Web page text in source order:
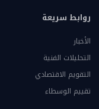
روابط سريعة
الأخبار
التحليلات الفنية
التقويم الاقتصادي
تقييم الوسطاء